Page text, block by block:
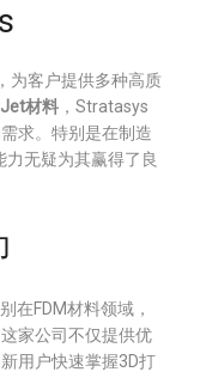
为客户提供多种高质
材料 ，Stratasys
求。特别是在制造
无疑为其赢得了良
在FDM材料领域，
家公司不仅提供优
用户快速掌握3D打